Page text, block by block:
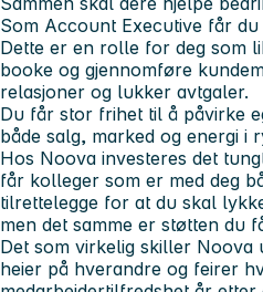
Som Account Executive får
Dette er en rolle for deg som
booke og gjennomføre
relasjoner og lukker avtgaler.
Du får stor frihet til å påvirke
både salg, marked og energi i
Hos Noova investeres det
får kolleger som er med deg
tilrettelegge for at du skal
men det samme er støtten du
Det som virkelig skiller
heier på hverandre og feirer